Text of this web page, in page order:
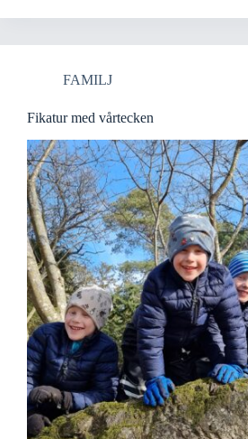
FAMILJ
Fikatur med vårtecken